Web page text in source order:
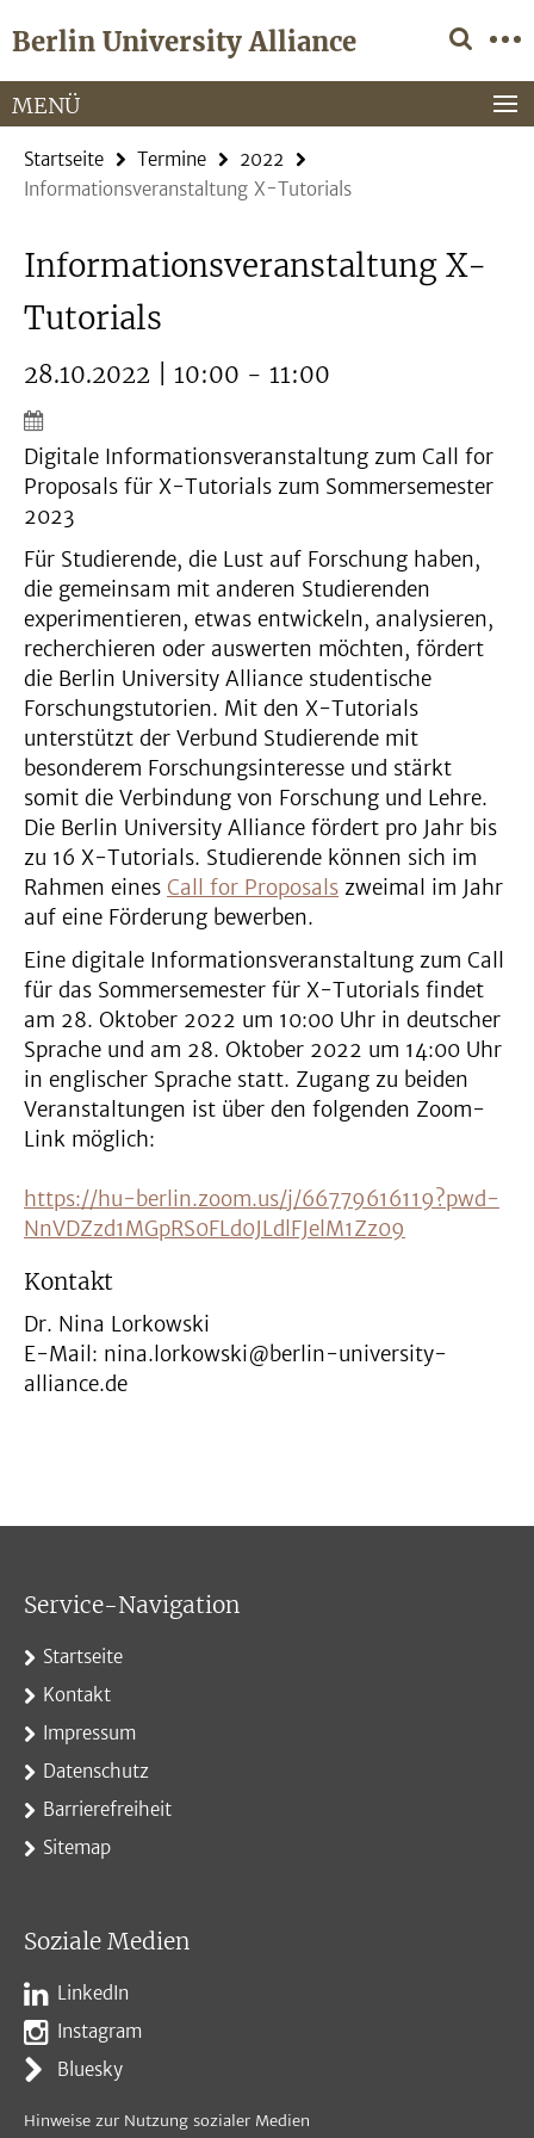
direkt
Inhalt
Berlin University Alliance
Service-
Navigation
MENÜ
Startseite Termine
2022
Informationsveranstaltung X-Tutorials
Informationsveranstaltung X-
Tutorials
28.10.2022 | 10:00 - 11:00
Digitale Informationsveranstaltung zum Call for
Proposals für X-Tutorials zum Sommersemester
2023
Für Studierende, die Lust auf Forschung haben,
die gemeinsam mit anderen Studierenden
experimentieren, etwas entwickeln, analysieren,
recherchieren oder auswerten möchten, fördert
die Berlin University Alliance studentische
Forschungstutorien. Mit den X-Tutorials
unterstützt der Verbund Studierende mit
besonderem Forschungsinteresse und stärkt
somit die Verbindung von Forschung und Lehre.
Die Berlin University Alliance fördert pro Jahr bis
zu 16 X-Tutorials. Studierende können sich im
Rahmen eines Call for Proposals zweimal im Jahr
auf eine Förderung bewerben.
Eine digitale Informationsveranstaltung zum Call
für das Sommersemester für X-Tutorials findet
am 28. Oktober 2022 um 10:00 Uhr in deutscher
Sprache und am 28. Oktober 2022 um 14:00 Uhr
in englischer Sprache statt. Zugang zu beiden
Veranstaltungen ist über den folgenden Zoom-
Link möglich:
https://hu-berlin.zoom.us/j/66779616119?pwd-
NnVDZzd1MGpRS0FLd0JLdlFJelM1Zz09
Kontakt
Dr. Nina Lorkowski
E-Mail: nina.lorkowski@berlin-university-
alliance.de
Service-Navigation
Startseite
Kontakt
Impressum
Datenschutz
Barrierefreiheit
Sitemap
Soziale Medien
LinkedIn
Instagram
Bluesky
Hinweise zur Nutzung sozialer Medien